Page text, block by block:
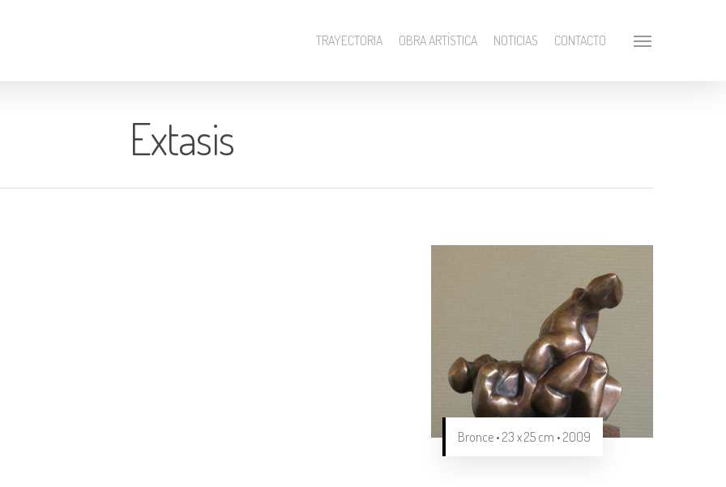
TRAYECTORIA OBRA ARTÍSTICA NOTICIAS CONTACTO
Extasis
Bronce • 23 x 25 cm • 2009